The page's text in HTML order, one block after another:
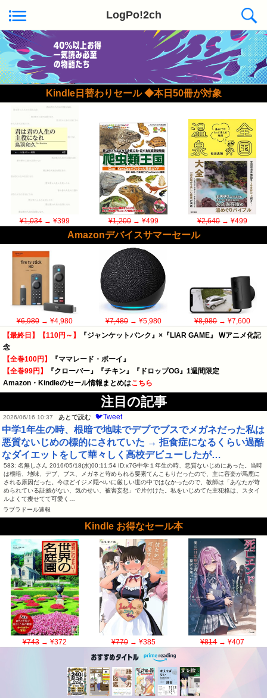
LogPo!2ch
Kindle日替わりセール ◆本日50冊が対象
¥1,034→ ¥399 ¥1,200→ ¥499 ¥2,640→ ¥499
Amazonデバイスサマーセール
¥6,980→ ¥4,980 ¥7,480→ ¥5,980 ¥8,980→ ¥7,600
【最終日】【110円～】
『ジャンケットバンク』×『LIAR GAME』 Wアニメ化記
念
【全巻100円】
『ママレード・ボーイ』
【全巻99円】
『クローバー』『チキン』『ドロップOG』1週間限定
Amazon・Kindleのセール情報まとめはこちら
注目の記事
2026/06/16 10:37 あとで読む 🐦Tweet
中学1年生の時、根暗で地味でデブでブスでメガネだった私は
悪質ないじめの標的にされていた → 拒食症になるくらい過酷
なダイエットをして華々しく高校デビューしたが…
583: 名無しさん 2016/05/18(水)00:11:54 ID:x7G中学１年生の時、悪質ないじめにあった。当時
は根暗、地味、デブ、ブス、メガネと苛められる要素てんこもりだったので、主に容姿が馬鹿に
される原因だった。今ほどイジメ隠ぺいに厳しい世の中ではなかったので、教師は「あなたが苛
められている証拠がない、気のせい、被害妄想」で片付けた。私をいじめてた主犯格は、スタイ
ルよくて痩せてて可愛く…
ラブラドール速報
Kindle お得なセール本
¥743→ ¥372 ¥770→ ¥385 ¥814→ ¥407